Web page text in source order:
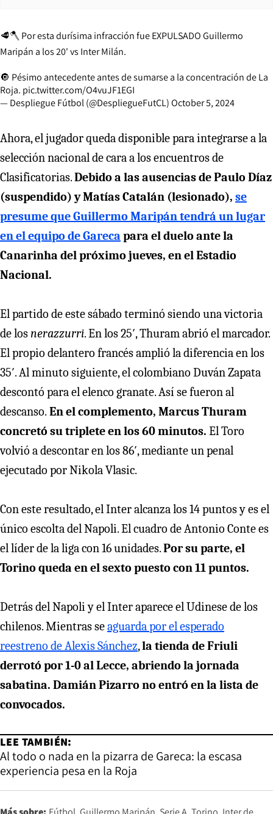
🥩🪓 Por esta durísima infracción fue EXPULSADO Guillermo
Maripán a los 20' vs Inter Milán.
🔘 Pésimo antecedente antes de sumarse a la concentración de La
Roja. pic.twitter.com/O4vuJF1EGI
— Despliegue Fútbol (@DespliegueFutCL)October 5, 2024
Ahora, el jugador queda disponible para integrarse a la
selección nacional de cara a los encuentros de
Clasificatorias.Debido a las ausencias de Paulo Díaz
(suspendido) y Matías Catalán (lesionado), se
presume que Guillermo Maripán tendrá un lugar
en el equipo de Gareca para el duelo ante la
Canarinha del próximo jueves, en el Estadio
Nacional.
El partido de este sábado terminó siendo una victoria
de losnerazzurri. En los 25′, Thuram abrió el marcador.
El propio delantero francés amplió la diferencia en los
35′. Al minuto siguiente, el colombiano Duván Zapata
descontó para el elenco granate. Así se fueron al
descanso. En el complemento, Marcus Thuram
concretó su triplete en los 60 minutos. El Toro
volvió a descontar en los 86′, mediante un penal
ejecutado por Nikola Vlasic.
Con este resultado, el Inter alcanza los 14 puntos y es el
único escolta del Napoli. El cuadro de Antonio Conte es
el líder de la liga con 16 unidades.Por su parte, el
Torino queda en el sexto puesto con 11 puntos.
Detrás del Napoli y el Inter aparece el Udinese de los
chilenos. Mientras seaguarda por el esperado
reestreno de Alexis Sánchez,la tienda de Friuli
derrotó por 1-0 al Lecce, abriendo la jornada
sabatina. Damián Pizarro no entró en la lista de
convocados.
LEE TAMBIÉN:
Al todo o nada en la pizarra de Gareca: la escasa
experiencia pesa en la Roja